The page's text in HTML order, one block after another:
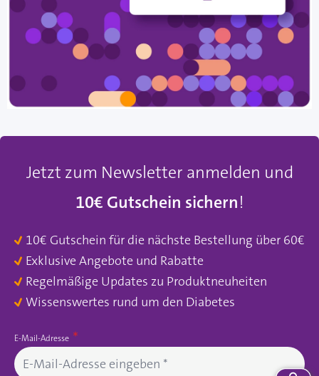
Jetzt zum Newsletter anmelden und
10€ Gutschein sichern!
10€ Gutschein für die nächste Bestellung über 60€
Exklusive Angebote und Rabatte
Regelmäßige Updates zu Produktneuheiten
Wissenswertes rund um den Diabetes
E-Mail-Adresse